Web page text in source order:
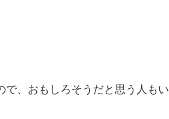
で、おもしろそうだと思う人もい